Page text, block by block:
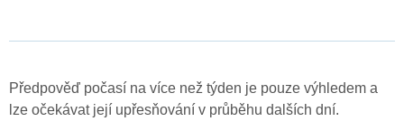
Předpověď počasí na více než týden je pouze výhledem a
lze očekávat její upřesňování v průběhu dalších dní.